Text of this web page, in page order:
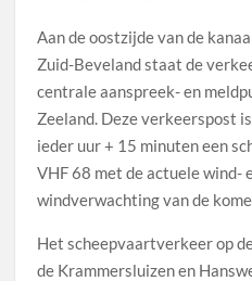
Aan de oostzijde van de
Zuid-Beveland staat de
centrale aanspreek- en
Zeeland. Deze verkeerspost
ieder uur + 15 minuten een
VHF 68 met de actuele wind-
windverwachting van de
Het scheepvaartverkeer op
de Krammersluizen en